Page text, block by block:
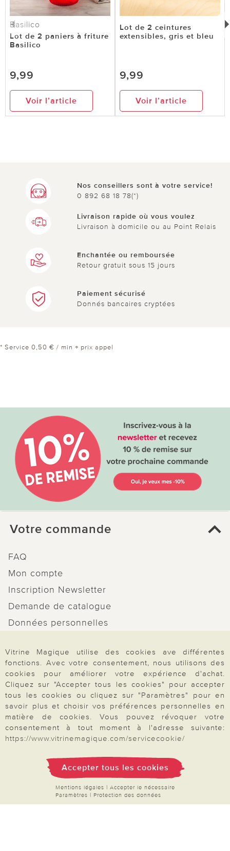
Basilico
Lot de 2 paniers à friture
Basilico
9,99
Voir l’article
Lot de 2 ceintures
extensibles, gris et bleu
9,99
Voir l’article
Nos conseillers sont à votre service!
0 892 68 18 78(*)
Livraison rapide où vous voulez
Livraison à domicile ou au Point Relais
Enchantée ou remboursée
Retour gratuit sous 15 jours
Paiement sécurisé
Donnés bancaires cryptées
* Service 0,50 € / min + prix appel
Votre commande
FAQ
Mon compte
Inscription Newsletter
Demande de catalogue
Données personnelles
Rétractation
Paiement & Livraison
À propos de nous
Besoin d'aide?
Vitrine Magique utilise des cookies ave différentes
fonctions. Avec votre consentement, nous utilisons des
cookies pour améliorer votre expérience d'achat.
Cliquez sur "Accepter tous les cookies" pour accepter
tous les cookies ou cliquez sur "Paramètres" pour en
savoir plus et choisir vos préférences personnelles en
matière de cookies. Vous pouvez révoquer votre
consentement à tout moment à l'adresse suivante:
https://www.vitrinemagique.com/servicecookie/
Accepter tous les cookies
Mentions légales | Accepter le nécessaire
Paramètres | Protection des données